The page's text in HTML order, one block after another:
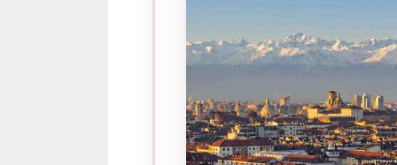
Pizzium
Poormanger
Información práctica